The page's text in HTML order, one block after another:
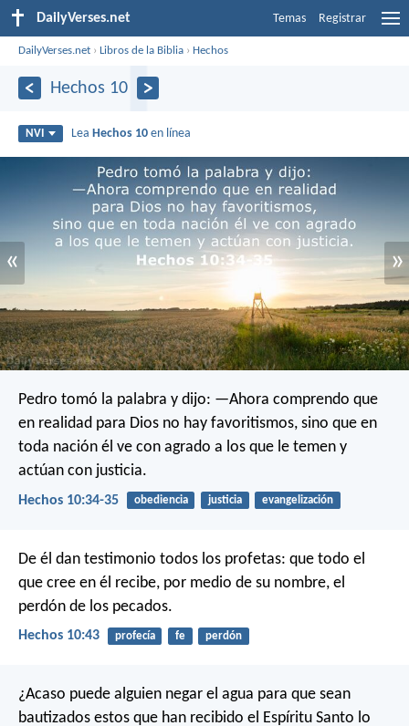
DailyVerses.net Temas Registrar
DailyVerses.net ›Libros de la Biblia › Hechos
Hechos 10
NVI Lea Hechos 10 en línea
« »
Pedro tomó la palabra y dijo: —Ahora comprendo que
en realidad para Dios no hay favoritismos, sino que en
toda nación él ve con agrado a los que le temen y
actúan con justicia.
Hechos 10:34-35 obediencia justicia evangelización
De él dan testimonio todos los profetas: que todo el
que cree en él recibe, por medio de su nombre, el
perdón de los pecados.
Hechos 10:43 profecía fe perdón
¿Acaso puede alguien negar el agua para que sean
bautizados estos que han recibido el Espíritu Santo lo